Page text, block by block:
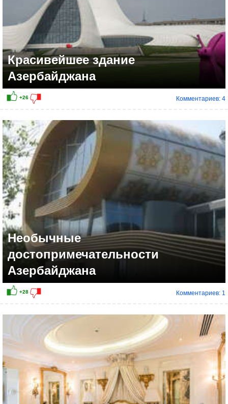
+26
Красивейшее здание
Азербайджана
Комментариев: 4
Необычные
достопримечательности
Азербайджана
Комментариев: 1